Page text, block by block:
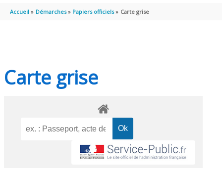
PRINCIPAL
Accueil Démarches Papiers officiels Carte grise
Carte grise